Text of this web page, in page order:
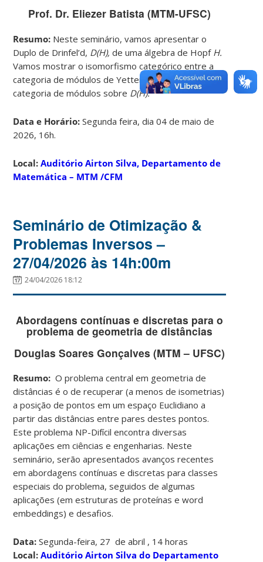
Prof. Dr. Eliezer Batista (MTM-UFSC)
Resumo: Neste seminário, vamos apresentar o
Duplo de Drinfel’d, D(H), de uma álgebra de Hopf H.
Vamos mostrar o isomorfismo categórico entre a
categoria de módulos de Yetter Drinfel’d deHe a
categoria de módulos sobre D(H).
Data e Horário:Segunda feira, dia 04 de maio de
2026, 16h.
Local:Auditório Airton Silva, Departamento de
Matemática – MTM /CFM
Seminário de Otimização &
Problemas Inversos –
27/04/2026 às 14h:00m
24/04/2026 18:12
Abordagens contínuas e discretas para o
problema de geometria de distâncias
Douglas Soares Gonçalves (MTM – UFSC)
Resumo: O problema central em geometria de
distâncias é o de recuperar (a menos de isometrias)
a posição de pontos em um espaço Euclidiano a
partir das distâncias entre pares destes pontos.
Este problema NP-Difícil encontra diversas
aplicações em ciências e engenharias. Neste
seminário, serão apresentados avanços recentes
em abordagens contínuas e discretas para classes
especiais do problema, seguidos de algumas
aplicações (em estruturas de proteínas e word
embeddings) e desafios.
Data: Segunda-feira, 27 de abril , 14 horas
Local: Auditório Airton Silva do Departamento